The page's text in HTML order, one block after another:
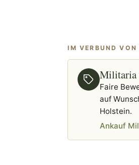
IM VERBUND
Militaria
Faire
auf
Holstein.
Ankauf